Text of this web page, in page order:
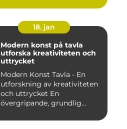
18. jan
Modern konst på tavla
utforska kreativiteten och
uttrycket
Modern Konst Tavla - En
utforskning av kreativiteten
och uttrycket En
övergripande, grundlig